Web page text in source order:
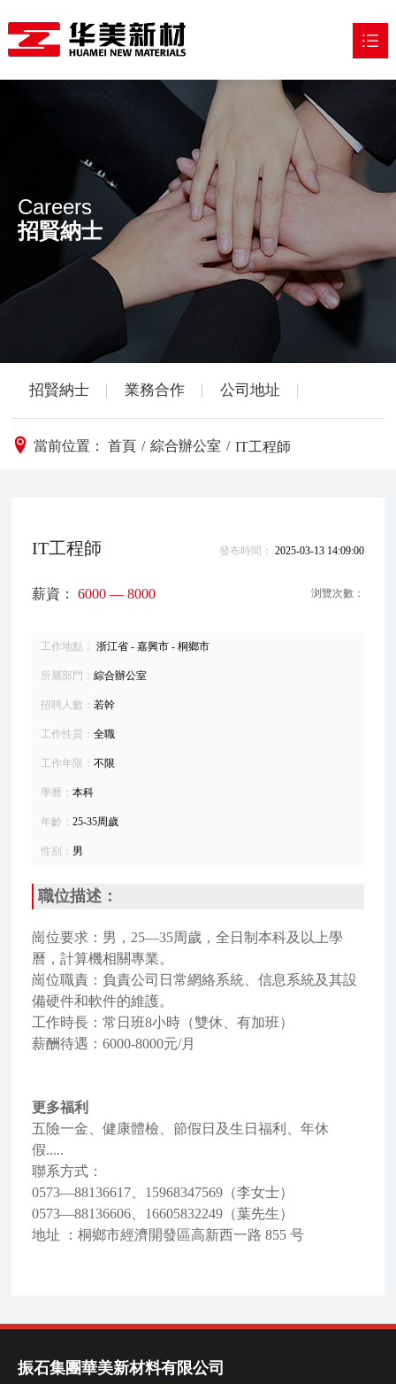


應用領域
新聞中心 
Careers
招賢納士
招賢納士 業務合作 公司地址
當前位置： 首頁 / 綜合辦公室 / IT工程師
IT工程師 發布時間： 2025-03-13 14:09:00
薪資： 6000 — 8000 浏覽次數：
工作地點： 浙江省 - 嘉興市 - 桐鄉市
所屬部門：綜合辦公室
招聘人數：若幹
工作性質：全職
工作年限：不限
學曆：本科
年齡：25-35周歲
性别： 男
職位描述：
崗位要求：男，25—35周歲，全日制本科及以上學
曆，計算機相關專業。
崗位職責：負責公司日常網絡系統、信息系統及其設
備硬件和軟件的維護。
工作時長：常日班8小時（雙休、有加班）
薪酬待遇：6000-8000元/月
更多福利
五險一金、健康體檢、節假日及生日福利、年休
假.....
聯系方式：
0573—88136617、15968347569（李女士）
0573—88136606、16605832249（葉先生）
地址 ：桐鄉市經濟開發區高新西一路 855 号
振石集團華美新材料有限公司